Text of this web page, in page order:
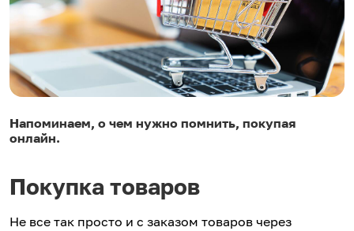
Напоминаем, о чем нужно помнить, покупая
онлайн.
Покупка товаров
Не все так просто и с заказом товаров через